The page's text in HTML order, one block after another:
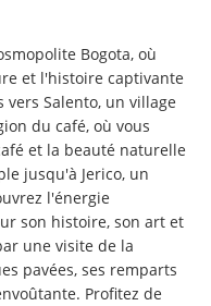
Bogota, où
et l'histoire captivante
vers Salento, un village
du café, où vous
et la beauté naturelle
jusqu'à Jerico, un
l'énergie
son histoire, son art et
une visite de la
pavées, ses remparts
Profitez de